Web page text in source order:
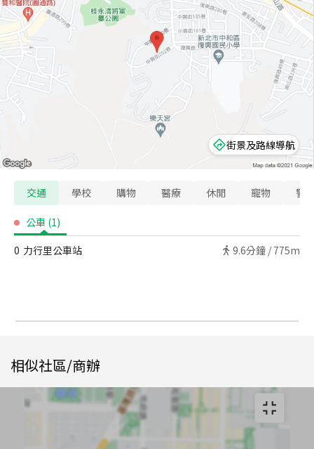
街景及路線導航
交通 學校 購物 醫療 休閒 寵物 警
公車 (1)
0 力行里公車站 9.6分鐘 / 775m
相似社區/商辦